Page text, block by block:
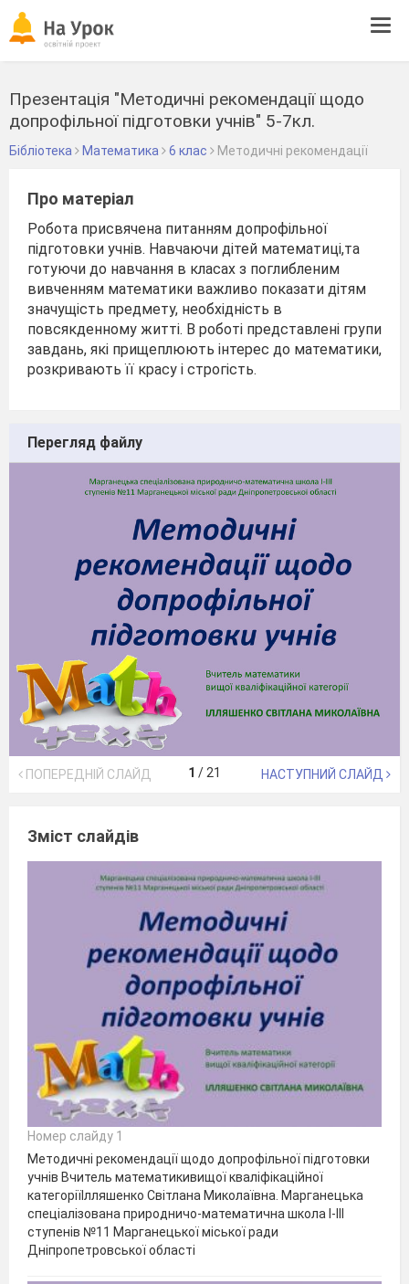
Презентація "Методичні рекомендації щодо
допрофільної підготовки учнів" 5-7кл.
Бібліотека Математика 6 клас Методичні рекомендації
Про матеріал
Робота присвячена питанням допрофільної
підготовки учнів. Навчаючи дітей математиці,та
готуючи до навчання в класах з поглибленим
вивченням математики важливо показати дітям
значущість предмету, необхідність в
повсякденному житті. В роботі представлені групи
завдань, які прищеплюють інтерес до математики,
розкривають її красу і строгість.
Перегляд файлу
ПОПЕРЕДНІЙ СЛАЙД 1 / 21 НАСТУПНИЙ СЛАЙД
Зміст слайдів
Номер слайду 1
Методичні рекомендації щодо допрофільної підготовки
учнів Вчитель математикивищої кваліфікаційної
категоріїІлляшенко Світлана Миколаївна. Марганецька
спеціалізована природничо-математична школа І-ІІІ
ступенів №11 Марганецької міської ради
Дніпропетровської області